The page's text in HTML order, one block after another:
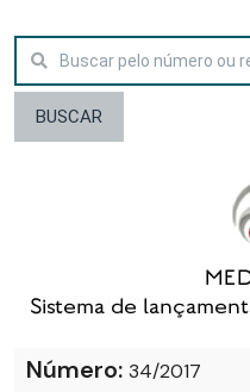
BUSCAR
Número: 34/2017